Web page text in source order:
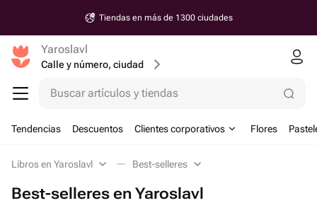
Tiendas en más de 1300 ciudades
Yaroslavl
Calle y número, ciudad
Buscar artículos y tiendas
Tendencias Descuentos Clientes corporativos Flores
Libros en Yaroslavl Best-selleres
Best-selleres en Yaroslavl